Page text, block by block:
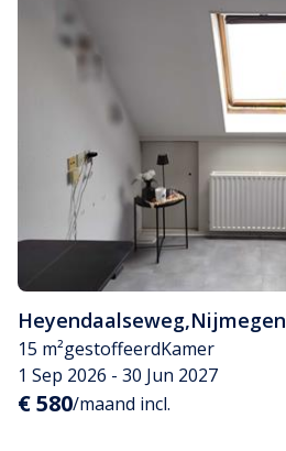
Heyendaalseweg,Nijmegen
15 m²gestoffeerdKamer
1 Sep 2026 - 30 Jun 2027
€ 580/maand incl.